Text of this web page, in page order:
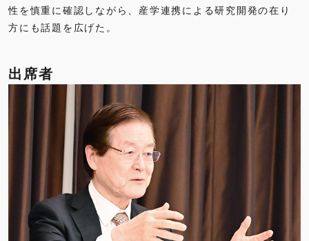
性を慎重に確認しながら、産学連携による研究開発の在り
方にも話題を広げた。
出席者